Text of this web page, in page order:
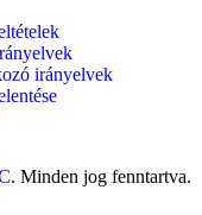
irányelvek
. Minden jog fenntartva.